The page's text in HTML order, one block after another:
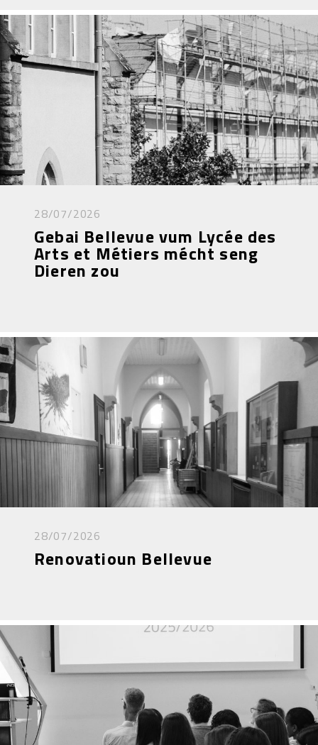
28/07/2026
Gebai Bellevue vum Lycée des
Arts et Métiers mécht seng
Dieren zou
28/07/2026
Renovatioun Bellevue